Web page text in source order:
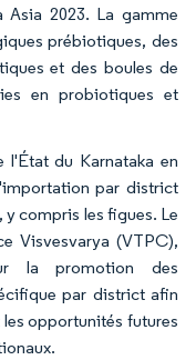
Asia 2023. La gamme
prébiotiques, des
et des boules de
en probiotiques et
l'État du Karnataka en
par district
compris les figues. Le
Visvesvarya (VTPC),
la promotion des
par district afin
opportunités futures